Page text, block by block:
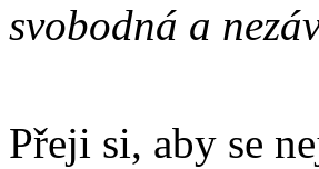
svobodná a
Přeji si, aby se